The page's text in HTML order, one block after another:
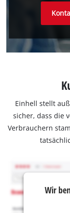
Einhell stellt
sicher, dass die
Verbrauchern
Wir